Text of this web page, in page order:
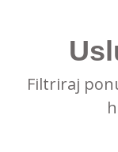
Filtriraj